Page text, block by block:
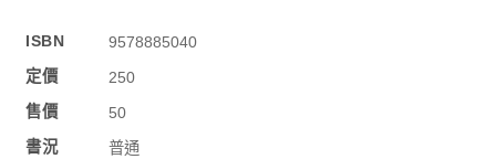
ISBN
9578885040
定價
250
售價
50
書況
普通